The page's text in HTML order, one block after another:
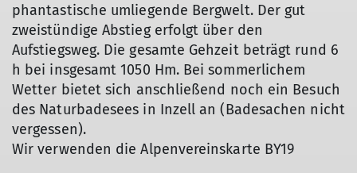
phantastische umliegende Bergwelt. Der gut
zweistündige Abstieg erfolgt über den
Aufstiegsweg. Die gesamte Gehzeit beträgt rund 6
h bei insgesamt 1050 Hm. Bei sommerlichem
Wetter bietet sich anschließend noch ein Besuch
des Naturbadesees in Inzell an (Badesachen nicht
vergessen).
Wir verwenden die Alpenvereinskarte BY19